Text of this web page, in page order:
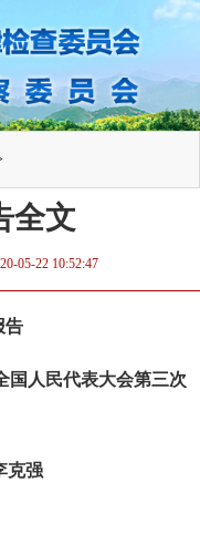
全文
05-22 10:52:47
告
人民代表大会第三次
克强